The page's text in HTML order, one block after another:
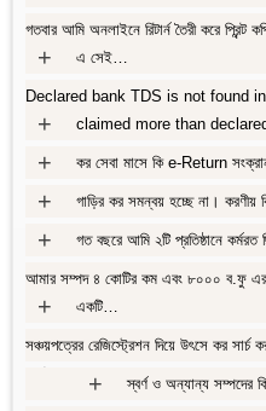
গতবার আমি অনলাইনে রিটার্ন তৈরী করে
এ সেই…
+
Declared bank TDS is not found
claimed more than
+
কর সেবা মাসে কি e-Return
+
গাড়ির কর সমন্বয় হচ্ছে না। করণীয়
+
গত বছরে আমি ২টি প্রতিষ্ঠানে
+
আমার সম্পদ ৪ কোটির কম এবং ৮০০০ ব.ফু
একটি…
+
সঞ্চয়পত্রের রেজিস্ট্রেশন দিয়ে উৎসে কর
+ স্বর্ণ ও অন্যান্য সম্পদের
+